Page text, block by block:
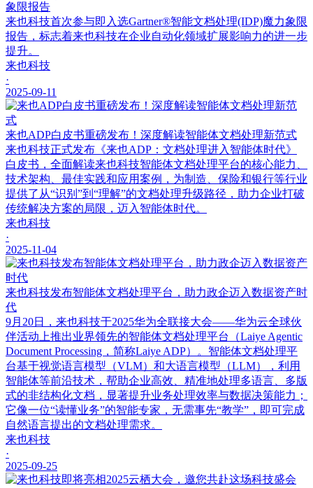
象限报告
来也科技首次参与即入选Gartner®智能文档处理(IDP)魔力象限
报告，标志着来也科技在企业自动化领域扩展影响力的进一步
提升。
来也科技
·
2025-09-11
来也ADP白皮书重磅发布！深度解读智能体文档处理新范式
来也科技正式发布《来也ADP：文档处理进入智能体时代》
白皮书，全面解读来也科技智能体文档处理平台的核心能力、
技术架构、最佳实践和应用案例，为制造、保险和银行等行业
提供了从“识别”到“理解”的文档处理升级路径，助力企业打破
传统解决方案的局限，迈入智能体时代。
来也科技
·
2025-11-04
来也科技发布智能体文档处理平台，助力政企迈入数据资产时
代
9月20日，来也科技于2025华为全联接大会——华为云全球伙
伴活动上推出业界领先的智能体文档处理平台（Laiye Agentic
Document Processing，简称Laiye ADP）。智能体文档处理平
台基于视觉语言模型（VLM）和大语言模型（LLM），利用
智能体等前沿技术，帮助企业高效、精准地处理多语言、多版
式的非结构化文档，显著提升业务处理效率与数据决策能力；
它像一位“读懂业务”的智能专家，无需事先“教学”，即可完成
自然语言提出的文档处理需求。
来也科技
·
2025-09-25